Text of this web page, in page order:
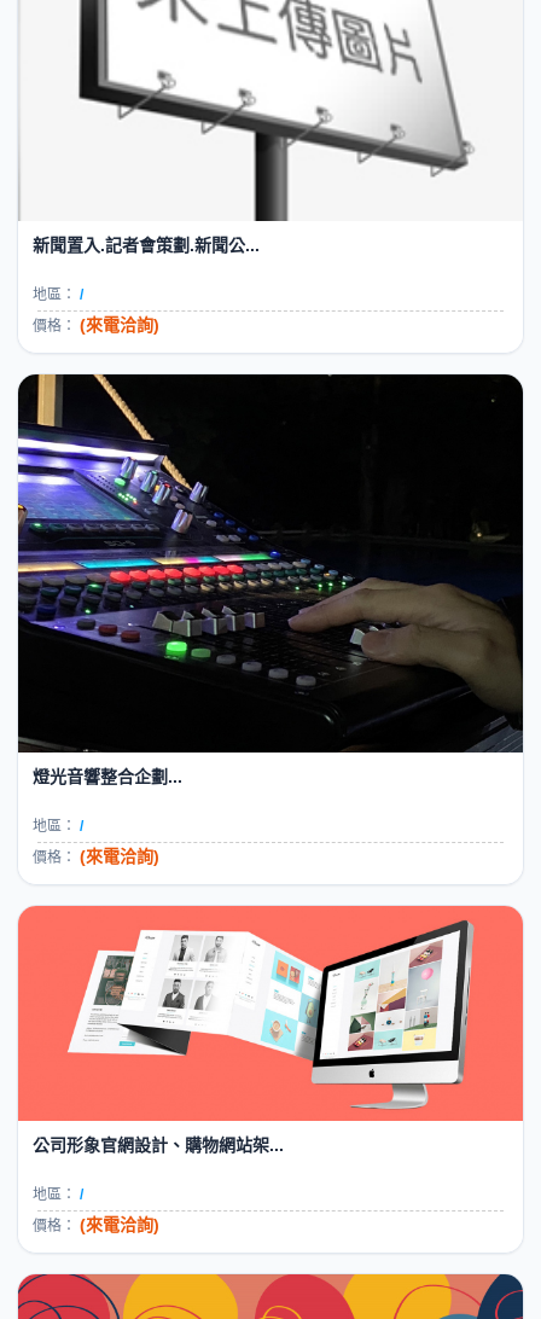
新聞置入.記者會策劃.新聞公...
地區： /
價格： (來電洽詢)
燈光音響整合企劃...
地區： /
價格： (來電洽詢)
公司形象官網設計、購物網站架...
地區： /
價格： (來電洽詢)